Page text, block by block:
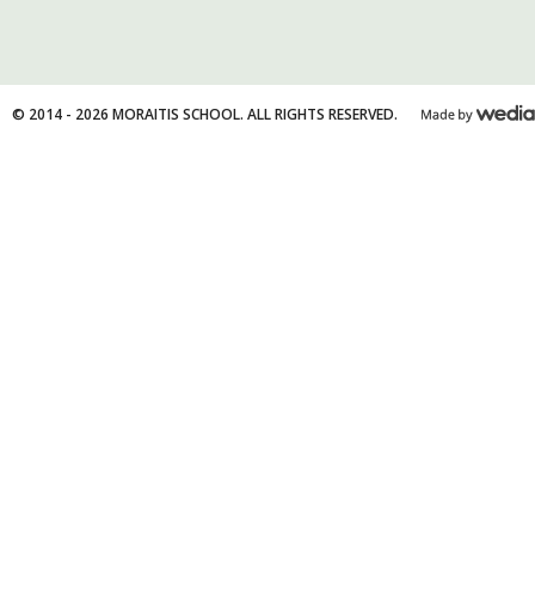
© 2014 - 2026 MORAITIS SCHOOL. ALL RIGHTS RESERVED.